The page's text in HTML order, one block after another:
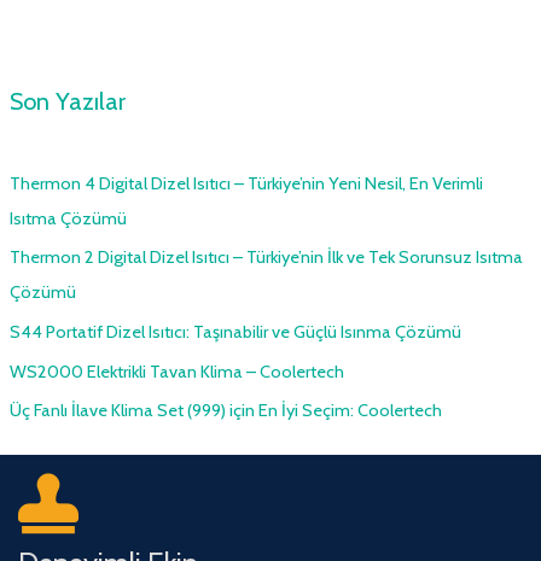
Son Yazılar
Thermon 4 Digital Dizel Isıtıcı – Türkiye’nin Yeni Nesil, En Verimli
Isıtma Çözümü
Thermon 2 Digital Dizel Isıtıcı – Türkiye’nin İlk ve Tek Sorunsuz Isıtma
Çözümü
S44 Portatif Dizel Isıtıcı: Taşınabilir ve Güçlü Isınma Çözümü
WS2000 Elektrikli Tavan Klima – Coolertech
Üç Fanlı İlave Klima Set (999) için En İyi Seçim: Coolertech